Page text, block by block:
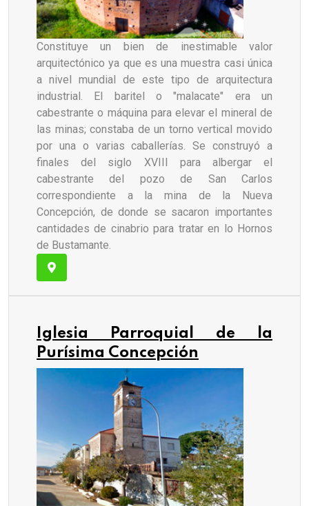
Constituye un bien de inestimable valor
arquitectónico ya que es una muestra casi única
a nivel mundial de este tipo de arquitectura
industrial. El baritel o "malacate" era un
cabestrante o máquina para elevar el mineral de
las minas; constaba de un torno vertical movido
por una o varias caballerías. Se construyó a
finales del siglo XVIII para albergar el
cabestrante del pozo de San Carlos
correspondiente a la mina de la Nueva
Concepción, de donde se sacaron importantes
cantidades de cinabrio para tratar en lo Hornos
de Bustamante.
Iglesia Parroquial de la
Purísima Concepción